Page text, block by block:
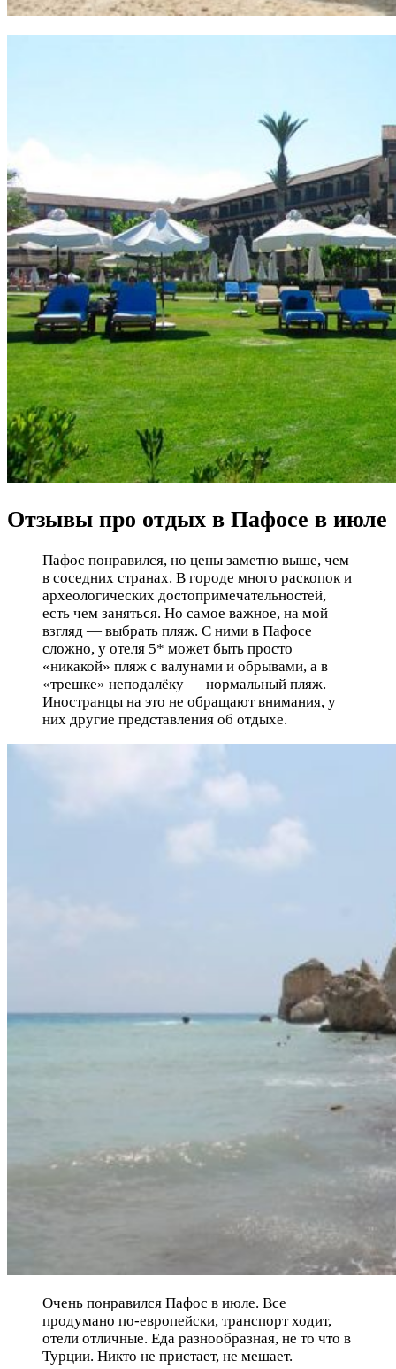
Отзывы про отдых в Пафосе в июле
Пафос понравился, но цены заметно выше, чем
в соседних странах. В городе много раскопок и
археологических достопримечательностей,
есть чем заняться. Но самое важное, на мой
взгляд — выбрать пляж. С ними в Пафосе
сложно, у отеля 5* может быть просто
«никакой» пляж с валунами и обрывами, а в
«трешке» неподалёку — нормальный пляж.
Иностранцы на это не обращают внимания, у
них другие представления об отдыхе.
Очень понравился Пафос в июле. Все
продумано по-европейски, транспорт ходит,
отели отличные. Еда разнообразная, не то что в
Турции. Никто не пристает, не мешает.